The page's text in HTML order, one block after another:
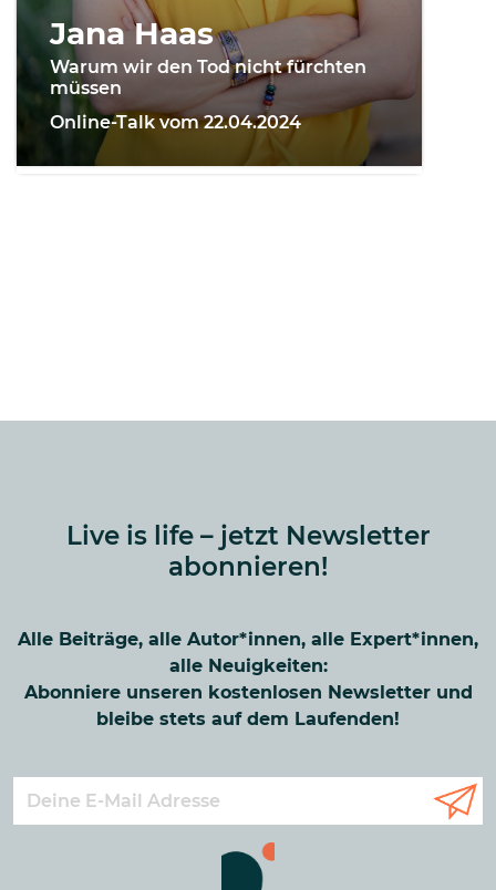
Jana Haas
Warum wir den Tod nicht fürchten
müssen
Online-Talk vom 22.04.2024
Live is life – jetzt Newsletter
abonnieren!
Alle Beiträge, alle Autor*innen, alle Expert*innen,
alle Neuigkeiten:
Abonniere unseren kostenlosen Newsletter und
bleibe stets auf dem Laufenden!